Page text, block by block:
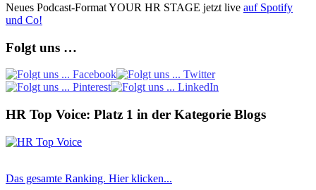
Neues Podcast-Format YOUR HR STAGE jetzt live auf Spotify
und Co!
Folgt uns …
HR Top Voice: Platz 1 in der Kategorie Blogs
Das gesamte Ranking. Hier klicken...